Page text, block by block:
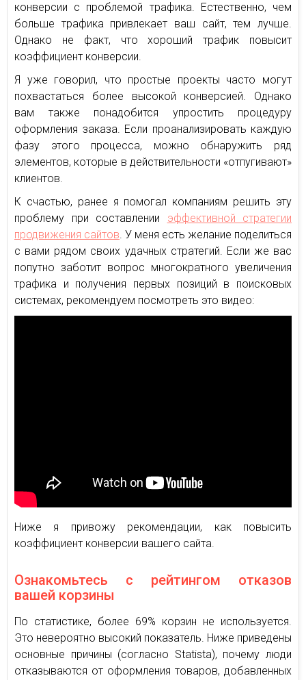
конверсии с проблемой трафика. Естественно, чем
больше трафика привлекает ваш сайт, тем лучше.
Однако не факт, что хороший трафик повысит
коэффициент конверсии.
Я уже говорил, что простые проекты часто могут
похвастаться более высокой конверсией. Однако
вам также понадобится упростить процедуру
оформления заказа. Если проанализировать каждую
фазу этого процесса, можно обнаружить ряд
элементов, которые в действительности «отпугивают»
клиентов.
К счастью, ранее я помогал компаниям решить эту
проблему при составлении эффективной стратегии
продвижения сайтов. У меня есть желание поделиться
с вами рядом своих удачных стратегий. Если же вас
попутно заботит вопрос многократного увеличения
трафика и получения первых позиций в поисковых
системах, рекомендуем посмотреть это видео:
Ниже я привожу рекомендации, как повысить
коэффициент конверсии вашего сайта.
Ознакомьтесь с рейтингом отказов
вашей корзины
По статистике, более 69% корзин не используется.
Это невероятно высокий показатель. Ниже приведены
основные причины (согласно Statista), почему люди
отказываются от оформления товаров, добавленных